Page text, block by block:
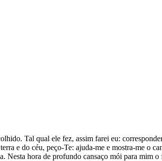
Tal qual ele fez, assim farei eu:
e do céu, peço-Te: ajuda-me e mostra-me o
Nesta hora de profundo cansaço mói para mim